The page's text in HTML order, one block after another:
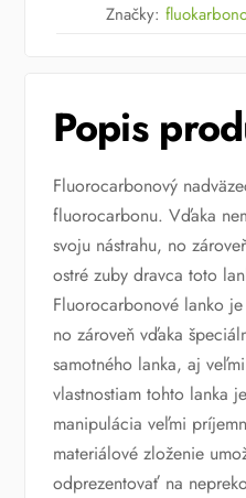
Značky:
Popis
Fluorocarbonový
fluorocarbonu. Vďaka
svoju nástrahu, no
ostré zuby dravca toto
Fluorocarbonové lanko
no zároveň vďaka
samotného lanka, aj
vlastnostiam tohto lanka
manipulácia veľmi
materiálové zloženie
odprezentovať na